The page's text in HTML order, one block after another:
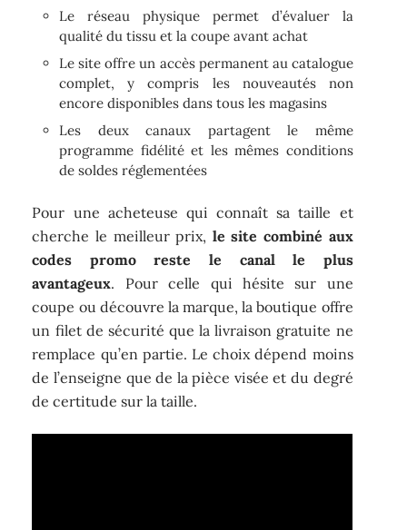
Le réseau physique permet d’évaluer la
qualité du tissu et la coupe avant achat
Le site offre un accès permanent au catalogue
complet, y compris les nouveautés non
encore disponibles dans tous les magasins
Les deux canaux partagent le même
programme fidélité et les mêmes conditions
de soldes réglementées
Pour une acheteuse qui connaît sa taille et
cherche le meilleur prix, le site combiné aux
codes promo reste le canal le plus
avantageux. Pour celle qui hésite sur une
coupe ou découvre la marque, la boutique offre
un filet de sécurité que la livraison gratuite ne
remplace qu’en partie. Le choix dépend moins
de l’enseigne que de la pièce visée et du degré
de certitude sur la taille.